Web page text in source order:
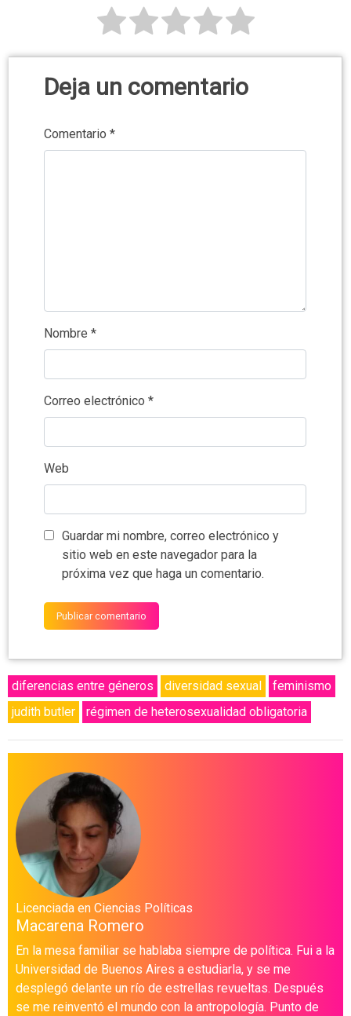
Deja un comentario
Comentario *
Nombre *
Correo electrónico *
Web
Guardar mi nombre, correo electrónico y
sitio web en este navegador para la
próxima vez que haga un comentario.
diferencias entre géneros diversidad sexual
feminismo
judith butler
régimen de heterosexualidad obligatoria
Licenciada en Ciencias Políticas
Macarena Romero
En la mesa familiar se hablaba siempre de política. Fui a la
Universidad de Buenos Aires a estudiarla, y se me
desplegó delante un río de estrellas revueltas. Después
se me reinventó el mundo con la antropología. Punto de